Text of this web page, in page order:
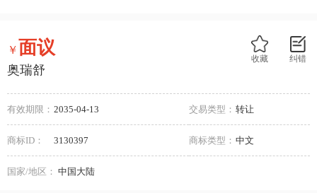
纠错
收藏
￥面议
奥瑞舒
有效期限： 2035-04-13 交易类型： 转让
商标ID： 3130397 商标类型： 中文
国家/地区： 中国大陆